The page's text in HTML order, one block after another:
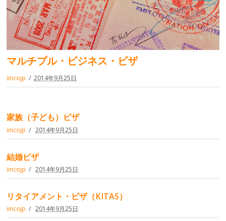
マルチプル・ビジネス・ビザ
iincojp 2014年9月25日
家族（子ども）ビザ
iincojp 2014年9月25日
結婚ビザ
iincojp 2014年9月25日
リタイアメント・ビザ（KITAS）
iincojp 2014年9月25日